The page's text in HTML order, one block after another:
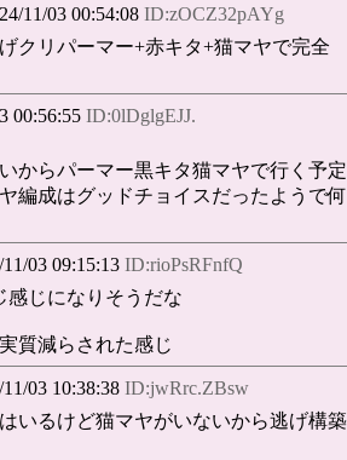
11/03 00:54:08 ID:zOCZ32pAYg
クリパーマー+赤キタ+猫マヤで完全
00:56:55 ID:0lDglgEJJ.
からパーマー黒キタ猫マヤで行く予定
編成はグッドチョイスだったようで何
03 09:15:13 ID:rioPsRFnfQ
感じになりそうだな
質減らされた感じ
03 10:38:38 ID:jwRrc.ZBsw
いるけど猫マヤがいないから逃げ構築